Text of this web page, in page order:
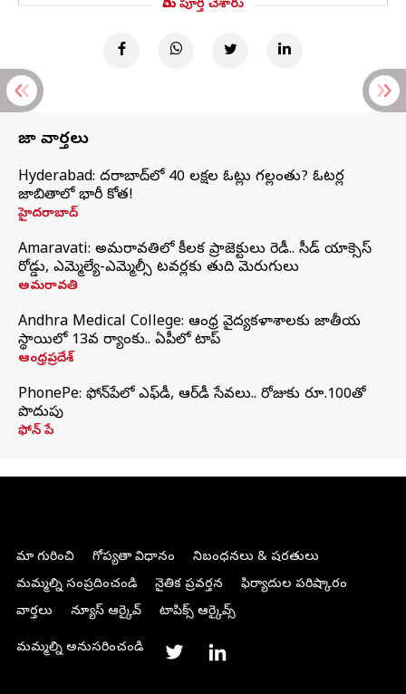
మీరు పూర్తి చేశారు
తాజా వార్తలు
Hyderabad: హైదరాబాద్‌లో 40 లక్షల ఓట్లు గల్లంతు? ఓటర్ల
జాబితాలో భారీ కోత!
హైదరాబాద్
Amaravati: అమరావతిలో కీలక ప్రాజెక్టులు రెడీ.. సీడ్‌ యాక్సెస్‌
రోడ్డు, ఎమ్మెల్యే-ఎమ్మెల్సీ టవర్లకు తుది మెరుగులు
అమరావతి
Andhra Medical College: ఆంధ్ర వైద్యకళాశాలకు జాతీయ
స్థాయిలో 13వ ర్యాంకు.. ఏపీలో టాప్
ఆంధ్రప్రదేశ్
PhonePe: ఫోన్‌పేలో ఎఫ్‌డీ, ఆర్‌డీ సేవలు.. రోజుకు రూ.100తో
పొదుపు
ఫోన్‌ పే
మా గురించి గోప్యతా విధానం
నిబంధనలు & షరతులు
మమ్మల్ని సంప్రదించండి
నైతిక ప్రవర్తన
ఫిర్యాదుల పరిష్కారం
వార్తలు
న్యూస్ ఆర్కైవ్ టాపిక్స్ ఆర్కైవ్స్
మమ్మల్ని అనుసరించండి